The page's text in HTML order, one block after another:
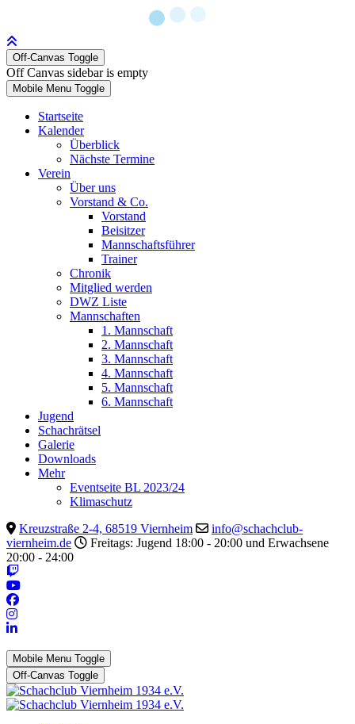
Off-Canvas Toggle
Off Canvas sidebar is empty
Mobile Menu Toggle
Startseite
Kalender
Überblick
Nächste Termine
Verein
Über uns
Vorstand & Co.
Vorstand
Beisitzer
Mannschaftsführer
Trainer
Chronik
Mitglied werden
DWZ Liste
Mannschaften
1. Mannschaft
2. Mannschaft
3. Mannschaft
4. Mannschaft
5. Mannschaft
6. Mannschaft
Jugend
Schachrätsel
Galerie
Downloads
Mehr
Eventseite BL 2023/24
Klimaschutz
Kreuzstraße 2-4, 68519 Viernheim
info@schachclub-
viernheim.de
Freitags: Jugend 18:00 - 20:00 und Erwachsene
20:00 - 24:00
Mobile Menu Toggle
Off-Canvas Toggle